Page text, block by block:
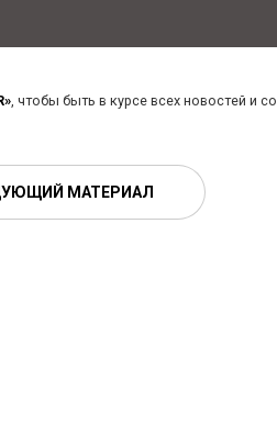
, чтобы быть в курсе всех новостей и
МАТЕРИАЛ